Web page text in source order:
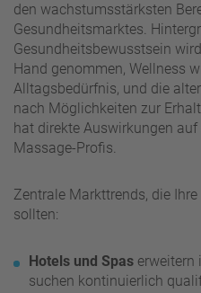
den wachstumsstärksten
Gesundheitsmarktes.
Gesundheitsbewusstsein
Hand genommen, Wellness
Alltagsbedürfnis, und die
nach Möglichkeiten zur
hat direkte Auswirkungen
Massage-Profis.
Zentrale Markttrends, die
sollten:
Hotels und Spas erweitern
suchen kontinuierlich